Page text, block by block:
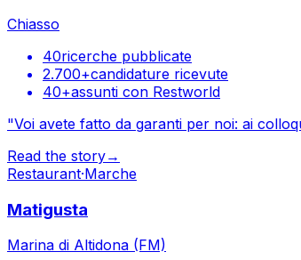
Chiasso
40ricerche pubblicate
2.700+candidature ricevute
40+assunti con Restworld
"Voi avete fatto da garanti per noi: ai
Read the story→
Restaurant·Marche
Matigusta
Marina di Altidona (FM)